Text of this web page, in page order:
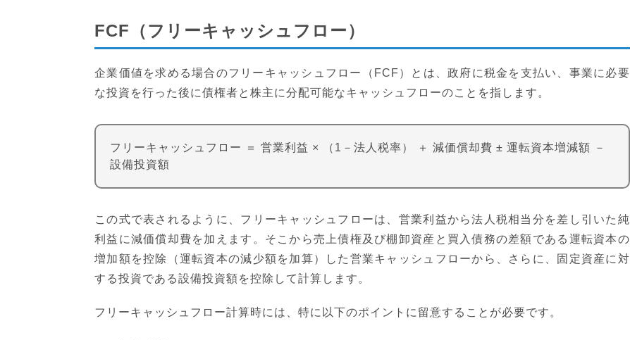
FCF（フリーキャッシュフロー）
企業価値を求める場合のフリーキャッシュフロー（FCF）とは、政府に税金を支払い、事業に必要
な投資を行った後に債権者と株主に分配可能なキャッシュフローのことを指します。
フリーキャッシュフロー ＝ 営業利益 × （1－法人税率） ＋ 減価償却費 ± 運転資本増減額 －
設備投資額
この式で表されるように、フリーキャッシュフローは、営業利益から法人税相当分を差し引いた純
利益に減価償却費を加えます。そこから売上債権及び棚卸資産と買入債務の差額である運転資本の
増加額を控除（運転資本の減少額を加算）した営業キャッシュフローから、さらに、固定資産に対
する投資である設備投資額を控除して計算します。
フリーキャッシュフロー計算時には、特に以下のポイントに留意することが必要です。